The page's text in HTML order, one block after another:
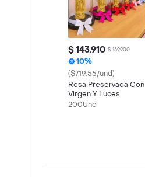
$ 143.910 $ 159.900
10%
($719.55/und)
Rosa Preservada Con
Virgen Y Luces
200Und